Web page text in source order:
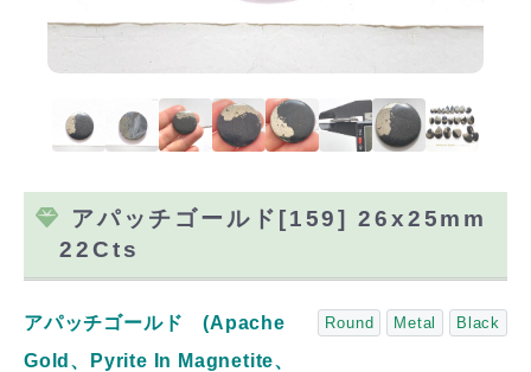
アパッチゴールド[159] 26x25mm
22Cts
Round Metal Black
アパッチゴールド (Apache
Gold、Pyrite In Magnetite、